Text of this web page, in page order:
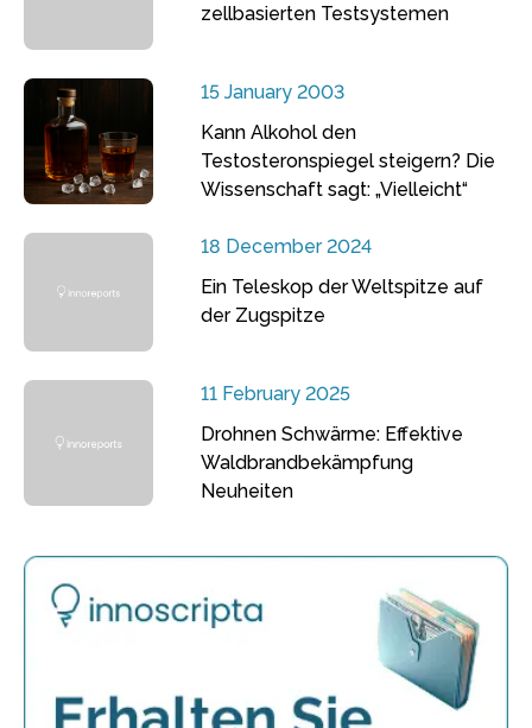
zellbasierten Testsystemen
15 January 2003
Kann Alkohol den
Testosteronspiegel steigern? Die
Wissenschaft sagt: „Vielleicht“
18 December 2024
Ein Teleskop der Weltspitze auf
der Zugspitze
11 February 2025
Drohnen Schwärme: Effektive
Waldbrandbekämpfung
Neuheiten